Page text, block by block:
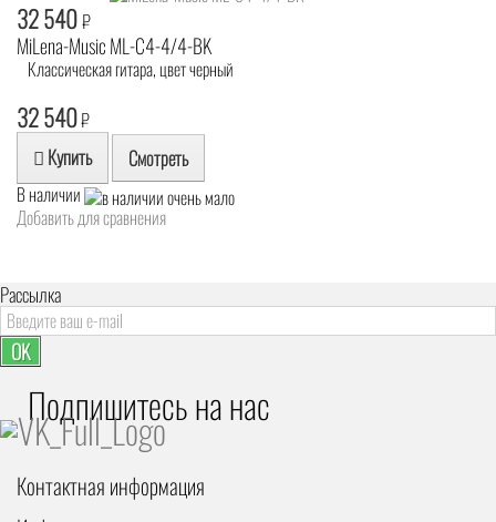
32 540₽
MiLena-Music ML-C4-4/4-BK
Классическая гитара, цвет черный
32 540₽
Купить Смотреть
В наличии
Добавить для сравнения
Рассылка
OK
Подпишитесь на наc
Контактная информация